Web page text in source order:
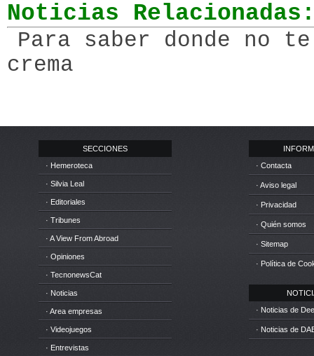
Noticias
Para saber donde no
crema
SECCIONES
· Hemeroteca
· Silvia Leal
· Editoriales
· Tribunes
· A View From Abroad
· Opiniones
· TecnonewsCat
· Noticias
· Area empresas
· Videojuegos
· Entrevistas
· Contacta
· Aviso legal
· Privacidad
· Quién somos
· Sitemap
· Política de
· Noticias de
· Noticias de